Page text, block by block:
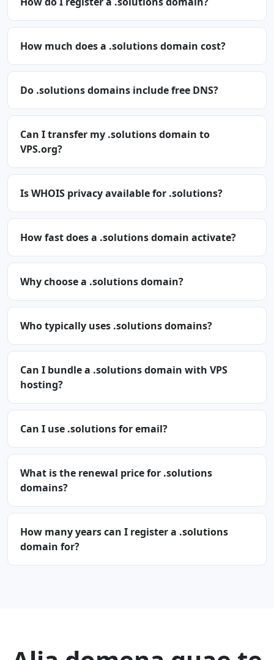
How much does a .solutions domain cost?
Do .solutions domains include free DNS?
Can I transfer my .solutions domain to
VPS.org?
Is WHOIS privacy available for .solutions?
How fast does a .solutions domain activate?
Why choose a .solutions domain?
Who typically uses .solutions domains?
Can I bundle a .solutions domain with VPS
hosting?
Can I use .solutions for email?
What is the renewal price for .solutions
domains?
How many years can I register a .solutions
domain for?